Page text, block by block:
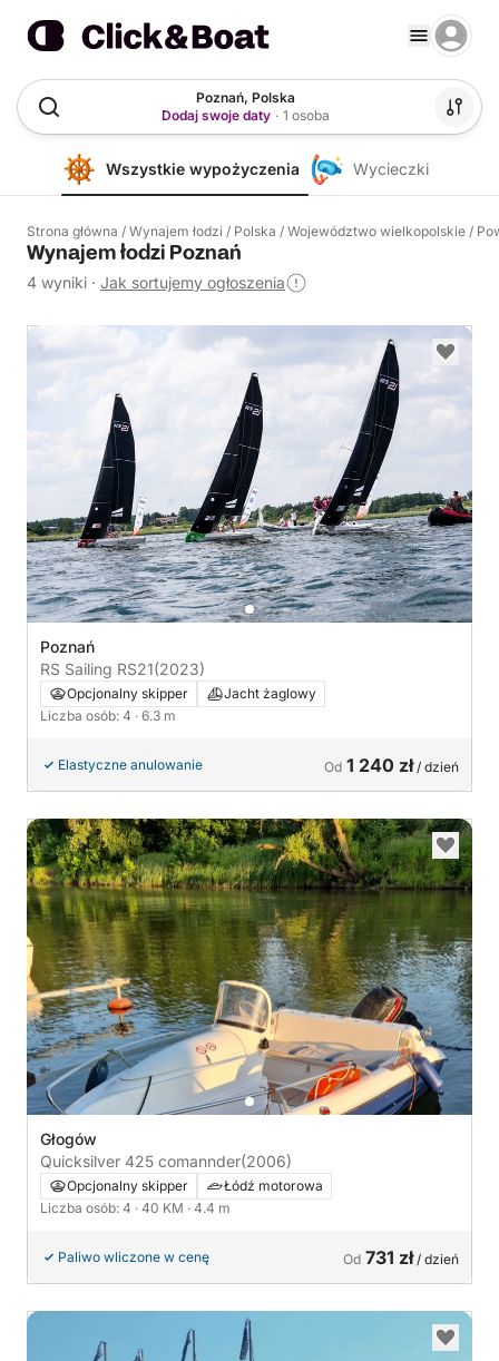
Poznań, Polska
Dodaj swoje daty · 1 osoba
Wszystkie wypożyczenia Wycieczki
Strona główna / Wynajem łodzi / Polska / Województwo wielkopolskie /
Wynajem łodzi Poznań
4 wyniki · Jak sortujemy ogłoszenia
Poznań
RS Sailing RS21(2023)
Opcjonalny skipper
Jacht żaglowy
Liczba osób: 4 · 6.3 m
Elastyczne anulowanie Od 1 240 zł/ dzień
Głogów
Quicksilver 425 comannder(2006)
Opcjonalny skipper
Łódź motorowa
Liczba osób: 4 · 40 KM · 4.4 m
Paliwo wliczone w cenę Od 731 zł/ dzień